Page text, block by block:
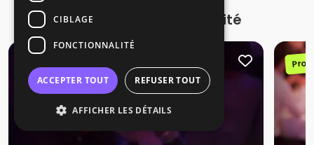
Promotions à proximité
CIBLAGE
FONCTIONNALITÉ
ACCEPTER TOUT REFUSER TOUT
AFFICHER LES DÉTAILS